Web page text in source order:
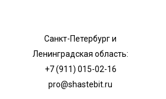
Санкт-Петербург и
Ленинградская область:
+7 (911) 015-02-16
pro@shastebit.ru